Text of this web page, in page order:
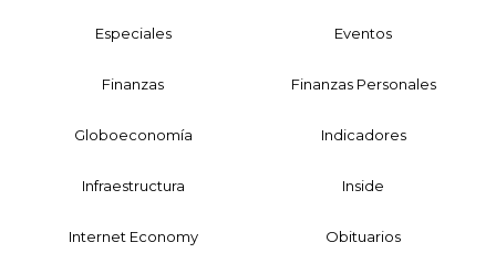
Especiales Eventos
Finanzas Finanzas Personales
Globoeconomía Indicadores
Infraestructura Inside
Internet Economy Obituarios